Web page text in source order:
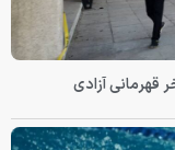
آزادی